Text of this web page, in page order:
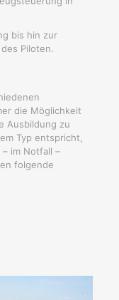
bis hin zur
Piloten.
die Möglichkeit
Ausbildung zu
Typ entspricht,
im Notfall –
folgende